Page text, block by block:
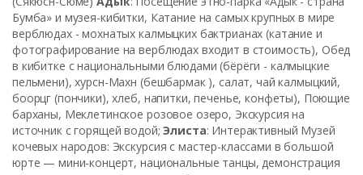
Бумба» и музея-кибитки, Катание на самых крупных в мире
верблюдах - мохнатых калмыцких бактрианах (катание и
фотографирование на верблюдах входит в стоимость), Обед
в кибитке с национальными блюдами (бёрёги - калмыцкие
пельмени), хурсн-Махн (бешбармак ), салат, чай калмыцкий,
боорцг (пончики), хлеб, напитки, печенье, конфеты), Поющие
барханы, Меклетинское розовое озеро, Экскурсия на
источник с горящей водой;Элиста: Интерактивный Музей
кочевых народов: Экскурсия с мастер-классами в большой
юрте — мини-концерт, национальные танцы, демонстрация